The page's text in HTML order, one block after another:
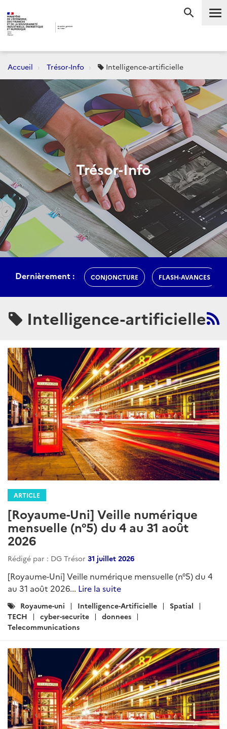
Accueil Trésor-Info Intelligence-artificielle
Trésor-Info
Dernièrement : CONJONCTURE FLASH-AVANCES
Intelligence-artificielle
ARTICLE
[Royaume-Uni] Veille numérique
mensuelle (n°5) du 4 au 31 août
2026
Rédigé par : DG Trésor 31 juillet 2026
[Royaume-Uni] Veille numérique mensuelle (n°5) du 4
au 31 août 2026... Lire la suite
Catégories
:
Royaume-uni Intelligence-Artificielle
Spatial
TECH
cyber-securite
donnees
Telecommunications